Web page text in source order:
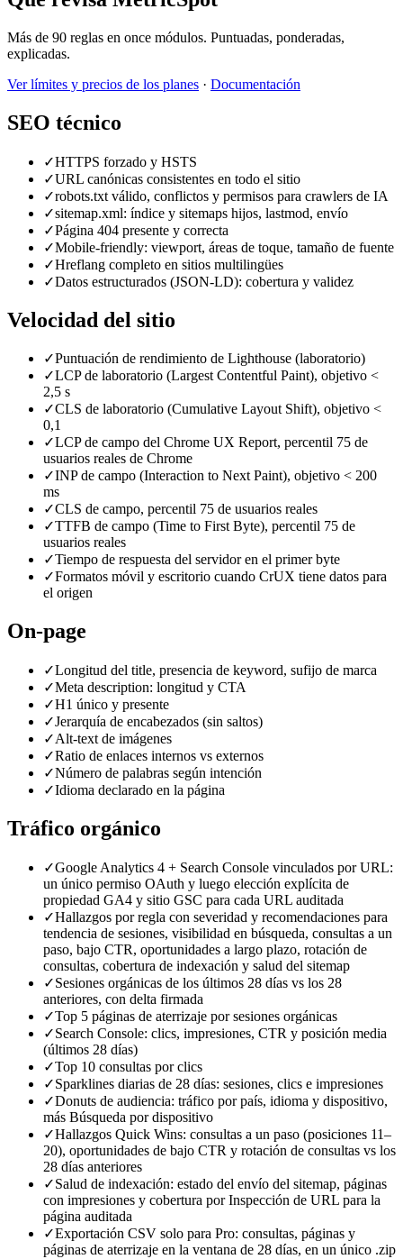
Más de 90 reglas en once módulos. Puntuadas, ponderadas,
explicadas.
Ver límites y precios de los planes · Documentación
SEO técnico
✓HTTPS forzado y HSTS
✓URL canónicas consistentes en todo el sitio
✓robots.txt válido, conflictos y permisos para crawlers de IA
✓sitemap.xml: índice y sitemaps hijos, lastmod, envío
✓Página 404 presente y correcta
✓Mobile-friendly: viewport, áreas de toque, tamaño de fuente
✓Hreflang completo en sitios multilingües
✓Datos estructurados (JSON-LD): cobertura y validez
Velocidad del sitio
✓Puntuación de rendimiento de Lighthouse (laboratorio)
✓LCP de laboratorio (Largest Contentful Paint), objetivo <
2,5 s
✓CLS de laboratorio (Cumulative Layout Shift), objetivo <
0,1
✓LCP de campo del Chrome UX Report, percentil 75 de
usuarios reales de Chrome
✓INP de campo (Interaction to Next Paint), objetivo < 200
ms
✓CLS de campo, percentil 75 de usuarios reales
✓TTFB de campo (Time to First Byte), percentil 75 de
usuarios reales
✓Tiempo de respuesta del servidor en el primer byte
✓Formatos móvil y escritorio cuando CrUX tiene datos para
el origen
On-page
✓Longitud del title, presencia de keyword, sufijo de marca
✓Meta description: longitud y CTA
✓H1 único y presente
✓Jerarquía de encabezados (sin saltos)
✓Alt-text de imágenes
✓Ratio de enlaces internos vs externos
✓Número de palabras según intención
✓Idioma declarado en la página
Tráfico orgánico
✓Google Analytics 4 + Search Console vinculados por URL:
un único permiso OAuth y luego elección explícita de
propiedad GA4 y sitio GSC para cada URL auditada
✓Hallazgos por regla con severidad y recomendaciones para
tendencia de sesiones, visibilidad en búsqueda, consultas a un
paso, bajo CTR, oportunidades a largo plazo, rotación de
consultas, cobertura de indexación y salud del sitemap
✓Sesiones orgánicas de los últimos 28 días vs los 28
anteriores, con delta firmada
✓Top 5 páginas de aterrizaje por sesiones orgánicas
✓Search Console: clics, impresiones, CTR y posición media
(últimos 28 días)
✓Top 10 consultas por clics
✓Sparklines diarias de 28 días: sesiones, clics e impresiones
✓Donuts de audiencia: tráfico por país, idioma y dispositivo,
más Búsqueda por dispositivo
✓Hallazgos Quick Wins: consultas a un paso (posiciones 11–
20), oportunidades de bajo CTR y rotación de consultas vs los
28 días anteriores
✓Salud de indexación: estado del envío del sitemap, páginas
con impresiones y cobertura por Inspección de URL para la
página auditada
✓Exportación CSV solo para Pro: consultas, páginas y
páginas de aterrizaje en la ventana de 28 días, en un único .zip